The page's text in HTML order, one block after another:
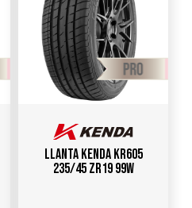
Llanta KENDA KR605
235/45 ZR19 99W